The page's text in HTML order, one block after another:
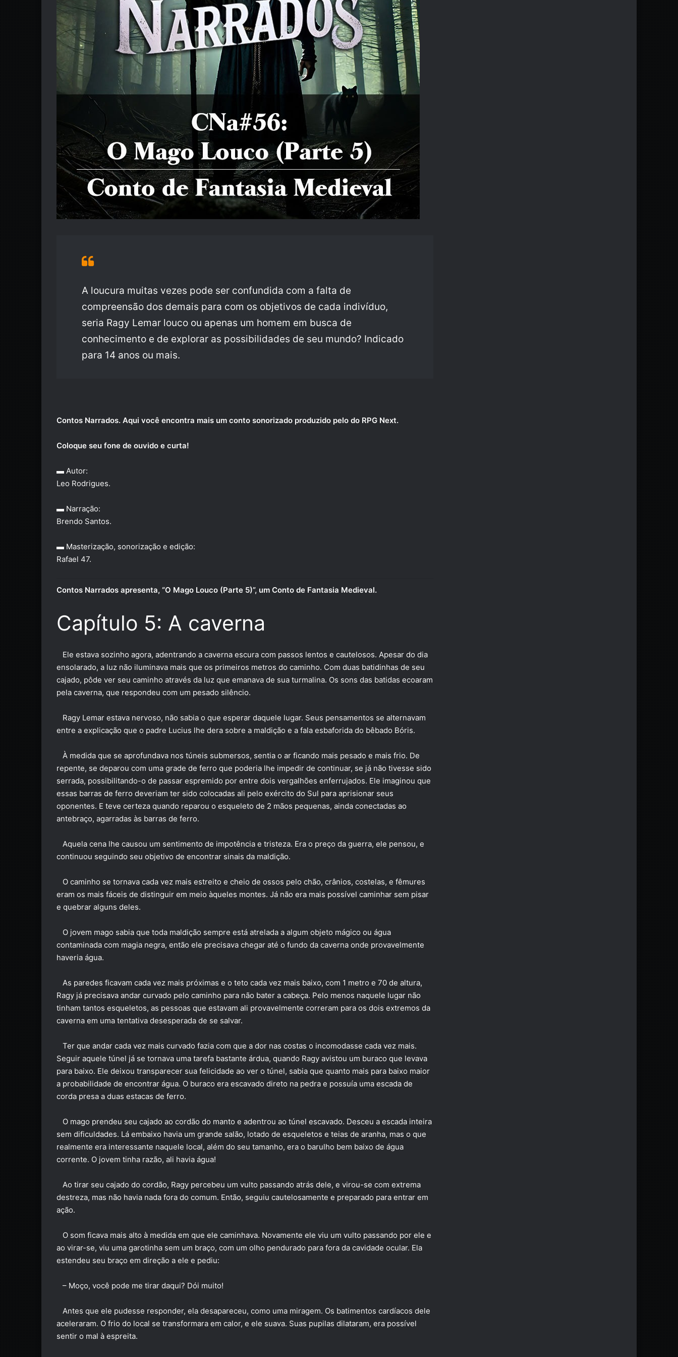
A loucura muitas vezes pode ser confundida com a falta de
compreensão dos demais para com os objetivos de cada indivíduo,
seria Ragy Lemar louco ou apenas um homem em busca de
conhecimento e de explorar as possibilidades de seu mundo? Indicado
para 14 anos ou mais.
Contos Narrados. Aqui você encontra mais um conto sonorizado produzido pelo do RPG Next.
Coloque seu fone de ouvido e curta!
▬ Autor:
Leo Rodrigues.
▬ Narração:
Brendo Santos.
▬ Masterização, sonorização e edição:
Rafael 47.
Contos Narrados apresenta, “O Mago Louco (Parte 5)”, um Conto de Fantasia Medieval.
Capítulo 5: A caverna
Ele estava sozinho agora, adentrando a caverna escura com passos lentos e cautelosos. Apesar do dia
ensolarado, a luz não iluminava mais que os primeiros metros do caminho. Com duas batidinhas de seu
cajado, pôde ver seu caminho através da luz que emanava de sua turmalina. Os sons das batidas ecoaram
pela caverna, que respondeu com um pesado silêncio.
Ragy Lemar estava nervoso, não sabia o que esperar daquele lugar. Seus pensamentos se alternavam
entre a explicação que o padre Lucius lhe dera sobre a maldição e a fala esbaforida do bêbado Bóris.
À medida que se aprofundava nos túneis submersos, sentia o ar ficando mais pesado e mais frio. De
repente, se deparou com uma grade de ferro que poderia lhe impedir de continuar, se já não tivesse sido
serrada, possibilitando-o de passar espremido por entre dois vergalhões enferrujados. Ele imaginou que
essas barras de ferro deveriam ter sido colocadas ali pelo exército do Sul para aprisionar seus
oponentes. E teve certeza quando reparou o esqueleto de 2 mãos pequenas, ainda conectadas ao
antebraço, agarradas às barras de ferro.
Aquela cena lhe causou um sentimento de impotência e tristeza. Era o preço da guerra, ele pensou, e
continuou seguindo seu objetivo de encontrar sinais da maldição.
O caminho se tornava cada vez mais estreito e cheio de ossos pelo chão, crânios, costelas, e fêmures
eram os mais fáceis de distinguir em meio àqueles montes. Já não era mais possível caminhar sem pisar
e quebrar alguns deles.
O jovem mago sabia que toda maldição sempre está atrelada a algum objeto mágico ou água
contaminada com magia negra, então ele precisava chegar até o fundo da caverna onde provavelmente
haveria água.
As paredes ficavam cada vez mais próximas e o teto cada vez mais baixo, com 1 metro e 70 de altura,
Ragy já precisava andar curvado pelo caminho para não bater a cabeça. Pelo menos naquele lugar não
tinham tantos esqueletos, as pessoas que estavam ali provavelmente correram para os dois extremos da
caverna em uma tentativa desesperada de se salvar.
Ter que andar cada vez mais curvado fazia com que a dor nas costas o incomodasse cada vez mais.
Seguir aquele túnel já se tornava uma tarefa bastante árdua, quando Ragy avistou um buraco que levava
para baixo. Ele deixou transparecer sua felicidade ao ver o túnel, sabia que quanto mais para baixo maior
a probabilidade de encontrar água. O buraco era escavado direto na pedra e possuía uma escada de
corda presa a duas estacas de ferro.
O mago prendeu seu cajado ao cordão do manto e adentrou ao túnel escavado. Desceu a escada inteira
sem dificuldades. Lá embaixo havia um grande salão, lotado de esqueletos e teias de aranha, mas o que
realmente era interessante naquele local, além do seu tamanho, era o barulho bem baixo de água
corrente. O jovem tinha razão, ali havia água!
Ao tirar seu cajado do cordão, Ragy percebeu um vulto passando atrás dele, e virou-se com extrema
destreza, mas não havia nada fora do comum. Então, seguiu cautelosamente e preparado para entrar em
ação.
O som ficava mais alto à medida em que ele caminhava. Novamente ele viu um vulto passando por ele e
ao virar-se, viu uma garotinha sem um braço, com um olho pendurado para fora da cavidade ocular. Ela
estendeu seu braço em direção a ele e pediu:
– Moço, você pode me tirar daqui? Dói muito!
Antes que ele pudesse responder, ela desapareceu, como uma miragem. Os batimentos cardíacos dele
aceleraram. O frio do local se transformara em calor, e ele suava. Suas pupilas dilataram, era possível
sentir o mal à espreita.